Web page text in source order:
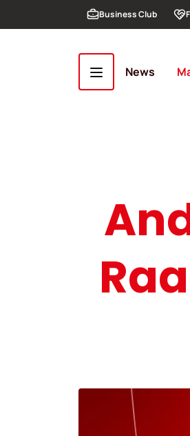
Overslaan en naar de inhoud gaan
Business Club
News